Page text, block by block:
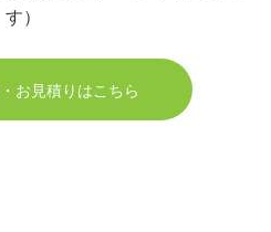
す）
お見積りはこちら